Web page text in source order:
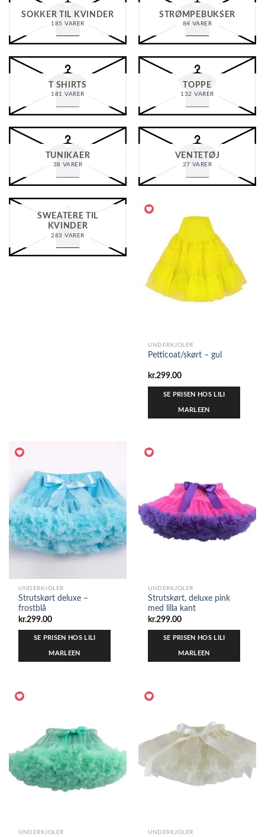
SOKKER TIL KVINDER
185 VARER
STRØMPEBUKSER
84 VARER
T SHIRTS
181 VARER
TOPPE
132 VARER
TUNIKAER
38 VARER
VENTETØJ
27 VARER
SWEATERE TIL
KVINDER
283 VARER
UNDERKJOLER
Petticoat/skørt – gul
kr.299.00
SE PRISEN HOS LILI
MARLEEN
UNDERKJOLER
Strutskørt deluxe –
frostblå
kr.299.00
SE PRISEN HOS LILI
MARLEEN
UNDERKJOLER
Strutskørt, deluxe pink
med lilla kant
kr.299.00
SE PRISEN HOS LILI
MARLEEN
UNDERKJOLER UNDERKJOLER